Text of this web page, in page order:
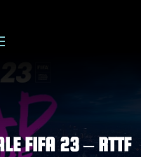
FIFA 23 – RTTF